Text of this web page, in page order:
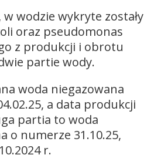
w wodzie wykryte zostały
oraz pseudomonas
z produkcji i obrotu
partie wody.
woda niegazowana
a data produkcji
partia to woda
o numerze 31.10.25,
r.